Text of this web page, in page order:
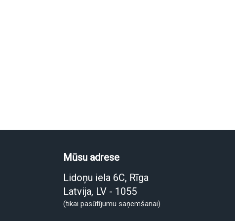
Mūsu adrese
Lidoņu iela 6C, Rīga
Latvija, LV - 1055
(tikai pasūtījumu saņemšanai)